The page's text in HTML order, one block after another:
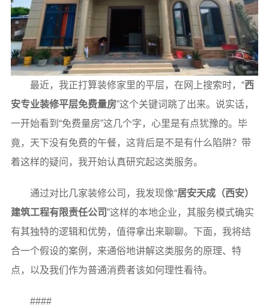
最近，我正打算装修家里的平层，在网上搜索时，“西
安专业装修平层免费量房”这个关键词跳了出来。说实话，
一开始看到“免费量房”这几个字，心里是有点犹豫的。毕
竟，天下没有免费的午餐，这背后是不是有什么陷阱？带
着这样的疑问，我开始认真研究起这类服务。
通过对比几家装修公司，我发现像“居安天成（西安）
建筑工程有限责任公司”这样的本地企业，其服务模式确实
有其独特的逻辑和优势，值得拿出来聊聊。下面，我将结
合一个假设的案例，来通俗地讲解这类服务的原理、特
点，以及我们作为普通消费者该如何理性看待。
####